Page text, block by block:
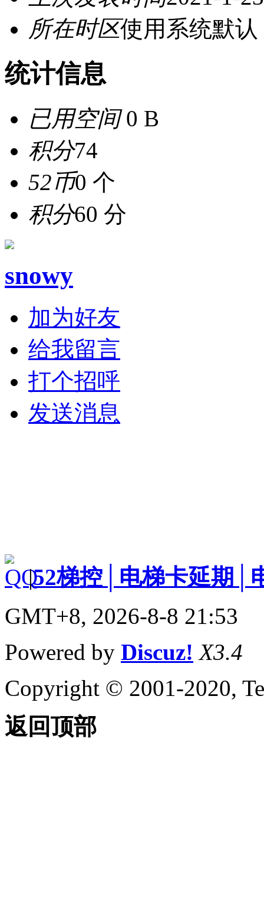
所在时区使用系统默认
统计信息
已用空间0 B
积分74
52币0 个
积分60 分
snowy
加为好友
给我留言
打个招呼
发送消息
|52梯控│电梯卡延期│
GMT+8, 2026-8-8 21:53
Powered by Discuz! X3.4
Copyright © 2001-2020,
返回顶部